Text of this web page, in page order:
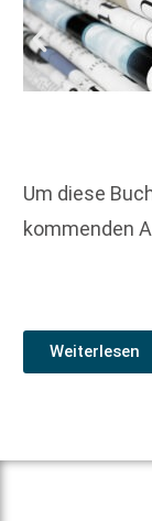
Um diese
kommenden
Weiterlesen